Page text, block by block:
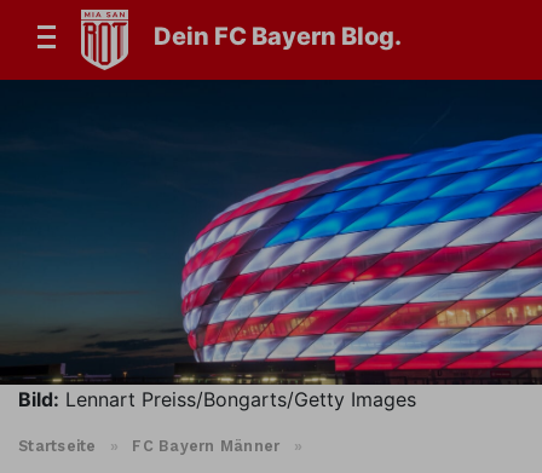
Dein FC Bayern Blog.
Bild: Lennart Preiss/Bongarts/Getty Images
Startseite » FC Bayern Männer »